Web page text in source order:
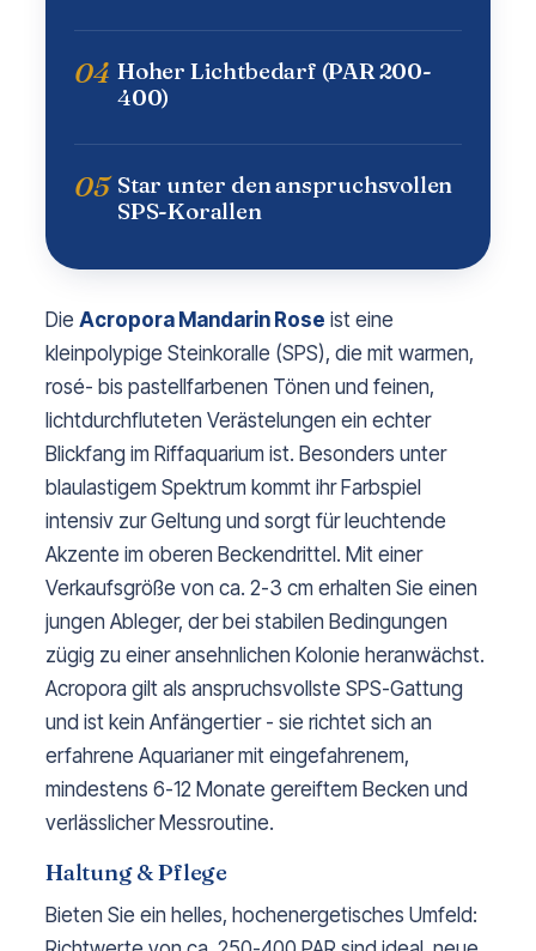
04 Hoher Lichtbedarf (PAR 200-
400)
05 Star unter den anspruchsvollen
SPS-Korallen
Die Acropora Mandarin Rose ist eine
kleinpolypige Steinkoralle (SPS), die mit warmen,
rosé- bis pastellfarbenen Tönen und feinen,
lichtdurchfluteten Verästelungen ein echter
Blickfang im Riffaquarium ist. Besonders unter
blaulastigem Spektrum kommt ihr Farbspiel
intensiv zur Geltung und sorgt für leuchtende
Akzente im oberen Beckendrittel. Mit einer
Verkaufsgröße von ca. 2-3 cm erhalten Sie einen
jungen Ableger, der bei stabilen Bedingungen
zügig zu einer ansehnlichen Kolonie heranwächst.
Acropora gilt als anspruchsvollste SPS-Gattung
und ist kein Anfängertier - sie richtet sich an
erfahrene Aquarianer mit eingefahrenem,
mindestens 6-12 Monate gereiftem Becken und
verlässlicher Messroutine.
Haltung & Pflege
Bieten Sie ein helles, hochenergetisches Umfeld: